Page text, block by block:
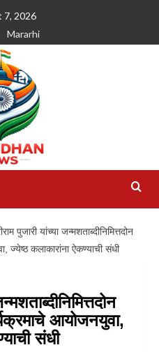
7, 2026
Mararhi
पुजारी यांच्या जन्मशताब्दीनिमित्तदोन
ज्येष्ठ कलाकारांना ऐकण्याची संधी
आयोजनयुवा,
संधी